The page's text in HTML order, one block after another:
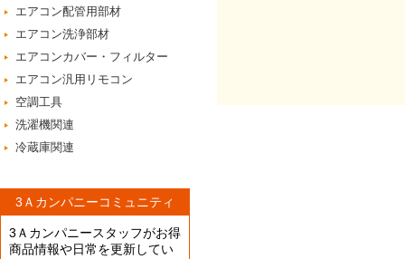
エアコン配管用部材
エアコン洗浄部材
エアコンカバー・フィルター
エアコン汎用リモコン
空調工具
洗濯機関連
冷蔵庫関連
3Ａカンパニーコミュニティ
3Ａカンパニースタッフがお得
商品情報や日常を更新してい